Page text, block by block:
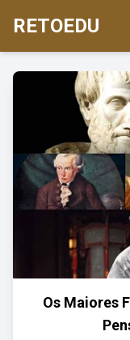
RETOEDU
Os Maiores